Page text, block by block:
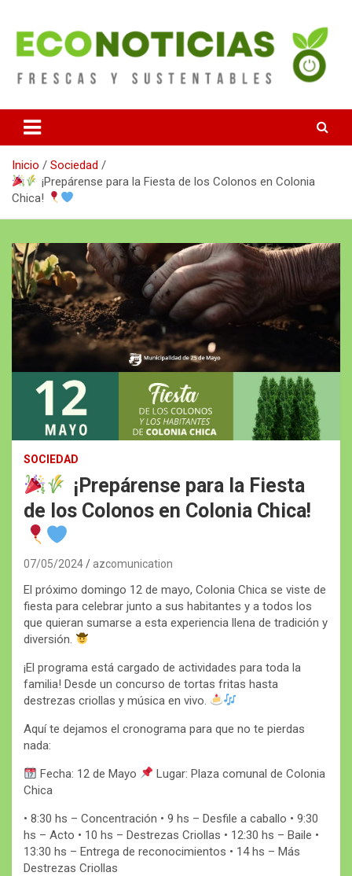
contenido
Econoticias
Inicio
Sociedad
¡Prepárense para la Fiesta de los Colonos en Colonia
Chica!
SOCIEDAD
¡Prepárense para la Fiesta
de los Colonos en Colonia Chica!
07/05/2024 azcomunication
El próximo domingo 12 de mayo, Colonia Chica se viste de
fiesta para celebrar junto a sus habitantes y a todos los
que quieran sumarse a esta experiencia llena de tradición y
diversión.
¡El programa está cargado de actividades para toda la
familia! Desde un concurso de tortas fritas hasta
destrezas criollas y música en vivo.
Aquí te dejamos el cronograma para que no te pierdas
nada:
Fecha: 12 de Mayo
Lugar: Plaza comunal de Colonia
Chica
• 8:30 hs – Concentración • 9 hs – Desfile a caballo • 9:30
hs – Acto • 10 hs – Destrezas Criollas • 12:30 hs – Baile •
13:30 hs – Entrega de reconocimientos • 14 hs – Más
Destrezas Criollas